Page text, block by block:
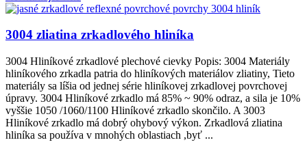
3004 zliatina zrkadlového hliníka
3004 Hliníkové zrkadlové plechové cievky Popis: 3004 Materiály
hliníkového zrkadla patria do hliníkových materiálov zliatiny, Tieto
materiály sa líšia od jednej série hliníkovej zrkadlovej povrchovej
úpravy. 3004 Hliníkové zrkadlo má 85% ~ 90% odraz, a sila je 10%
vyššie 1050 /1060/1100 Hliníkové zrkadlo skončilo. A 3003
Hliníkové zrkadlo má dobrý ohybový výkon. Zrkadlová zliatina
hliníka sa používa v mnohých oblastiach ,byť ...